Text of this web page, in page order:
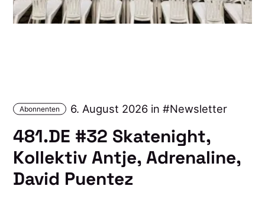
Abonnenten 6. August 2026 in Newsletter
481.DE #32 Skatenight,
Kollektiv Antje, Adrenaline,
David Puentez